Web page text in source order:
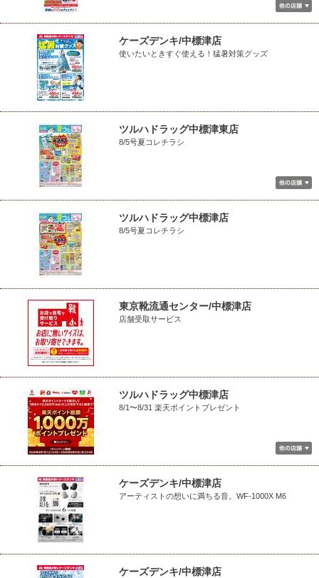
ケーズデンキ/中標津店
使いたいときすぐ使える！猛暑対策グッズ
ツルハドラッグ中標津東店
8/5号夏コレチラシ
ツルハドラッグ中標津店
8/5号夏コレチラシ
東京靴流通センター/中標津店
店舗受取サービス
ツルハドラッグ中標津店
8/1〜8/31 楽天ポイントプレゼント
ケーズデンキ/中標津店
アーティストの想いに満ちる音。WF-1000X M6
ケーズデンキ/中標津店